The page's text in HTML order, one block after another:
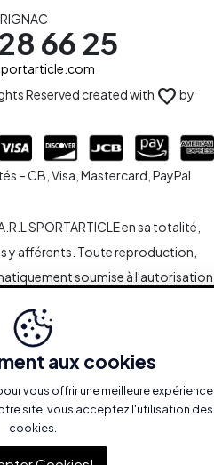
Ajouter au panier
66 25
Reserved created with favorite by
– CB, Visa, Mastercard, PayPal
SPORTARTICLE en sa totalité,
y afférents. Toute reproduction,
soumise à l'autorisation
du type hypertextes vers le
demandes spécifiques.
aux cookies
vous offrir une meilleure expérience
site, vous acceptez l'utilisation des
cookies.